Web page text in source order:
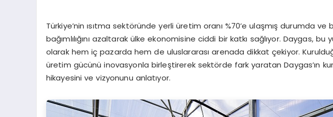
Türkiye’nin ısıtma sektöründe yerli üretim oranı %70’e ulaşmış durumda ve
bağımlılığını azaltarak ülke ekonomisine ciddi bir katkı sağlıyor. Daygas,
olarak hem iç pazarda hem de uluslararası arenada dikkat çekiyor.
üretim gücünü inovasyonla birleştirerek sektörde fark yaratan Daygas’ın
hikayesini ve vizyonunu anlatıyor.